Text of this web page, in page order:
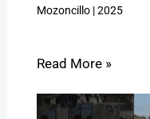
Mozoncillo|2025
Read More »